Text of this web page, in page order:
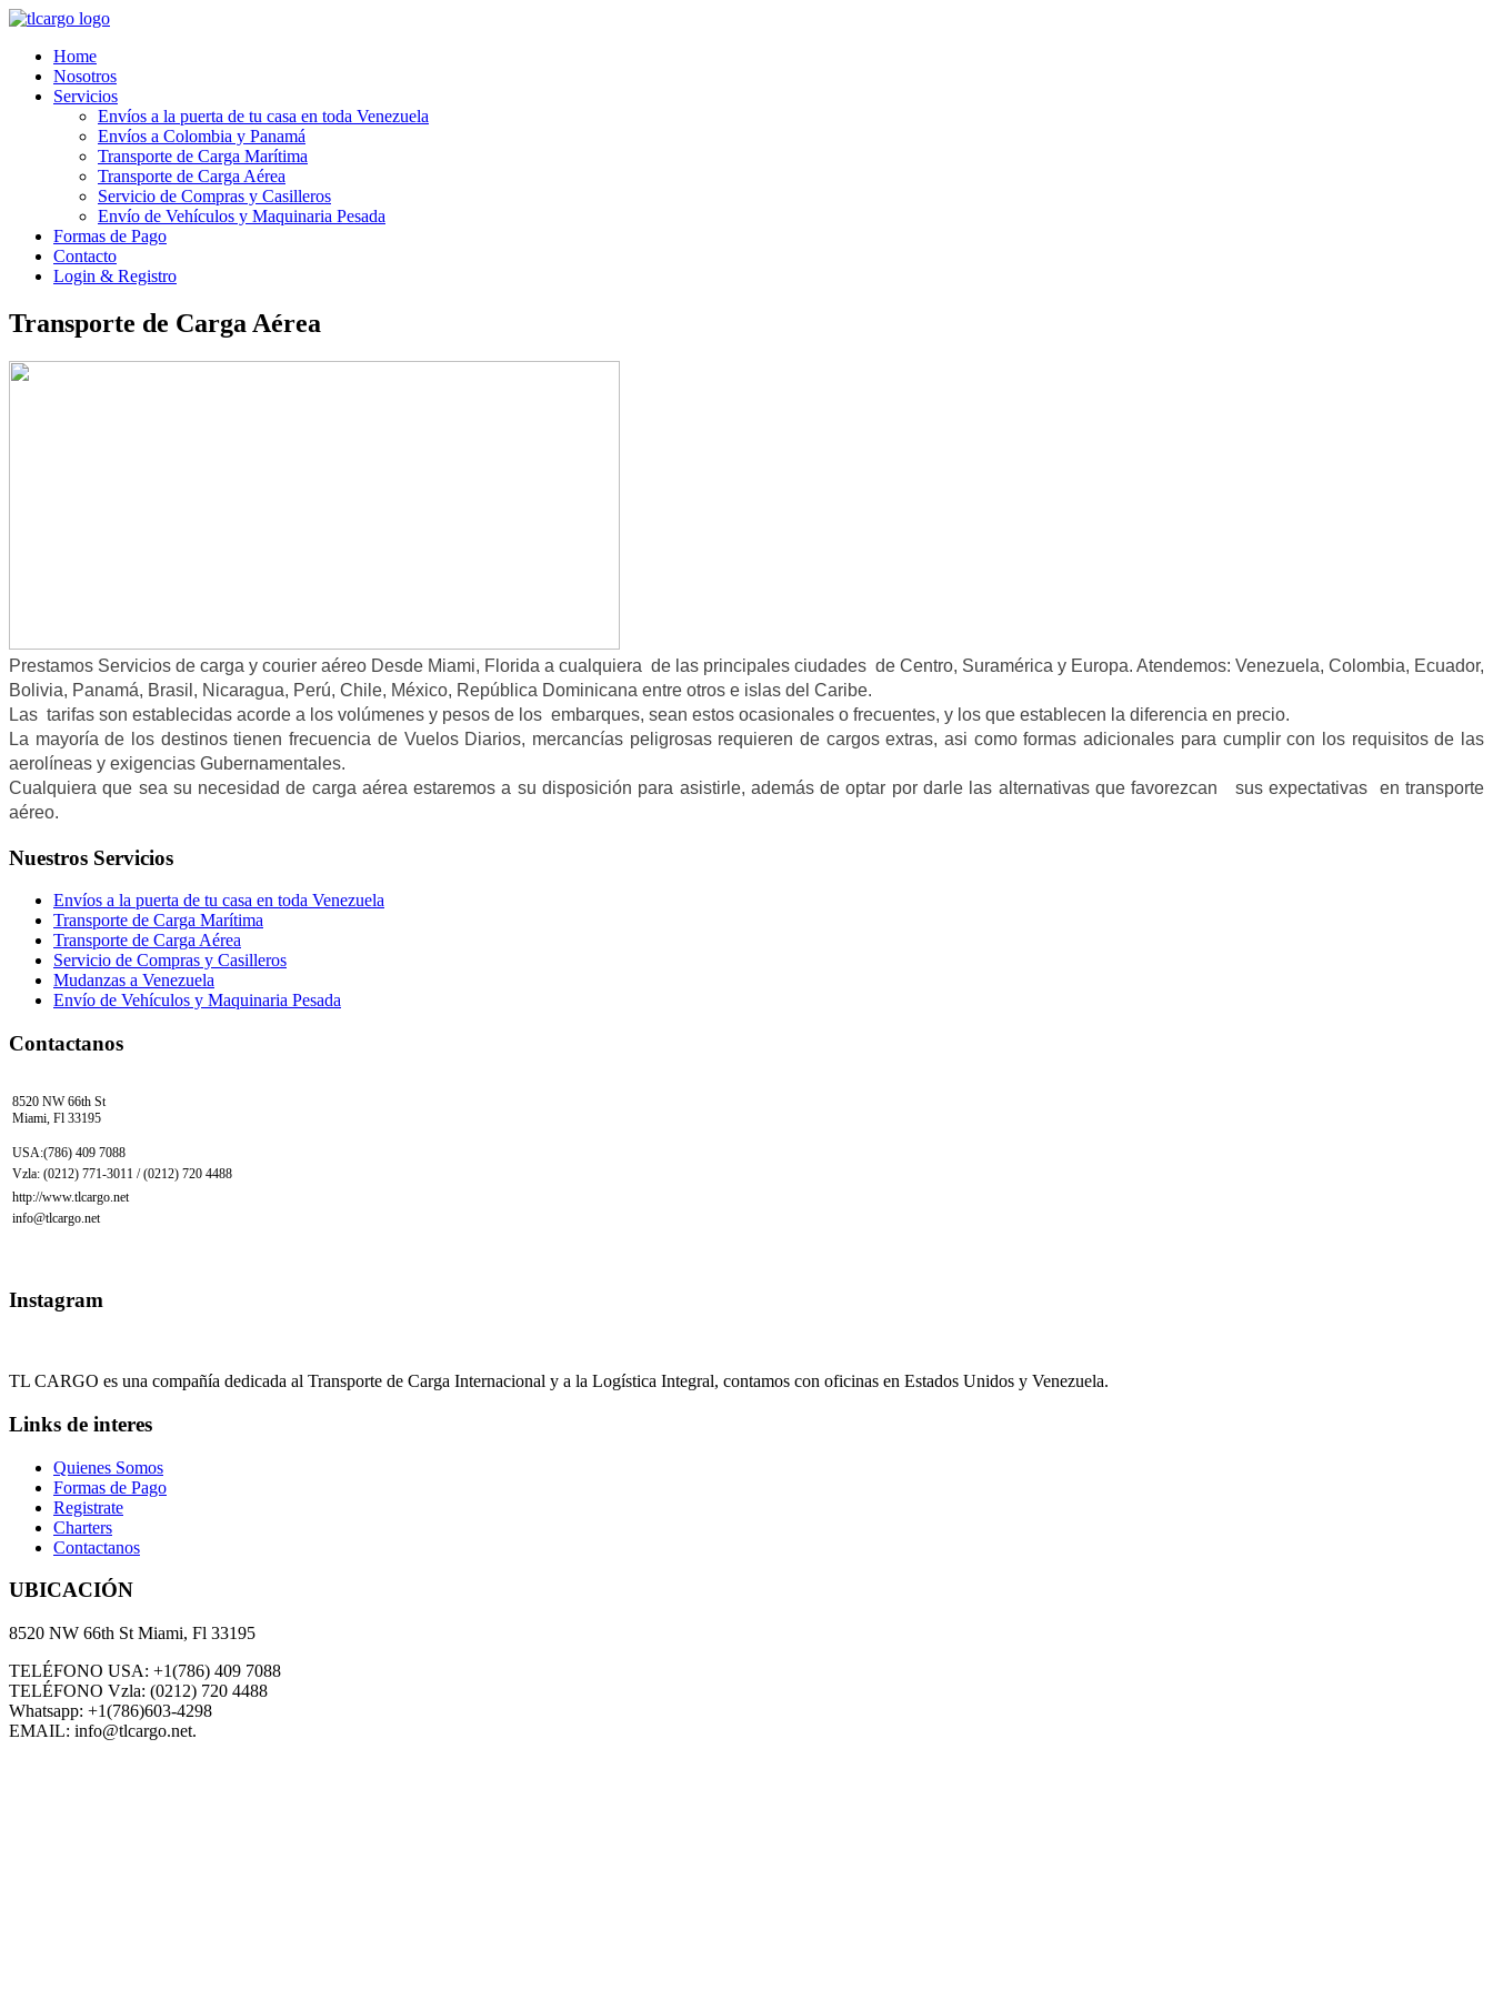
Home
Nosotros
Servicios
Envíos a la puerta de tu casa en toda Venezuela
Envíos a Colombia y Panamá
Transporte de Carga Marítima
Transporte de Carga Aérea
Servicio de Compras y Casilleros
Envío de Vehículos y Maquinaria Pesada
Formas de Pago
Contacto
Login & Registro
Transporte de Carga Aérea
Prestamos Servicios de carga y courier aéreo Desde Miami, Florida a cualquiera de las principales ciudades de Centro, Suramérica y Europa. Atendemos: Venezuela, Colombia, Ecuador,
Bolivia, Panamá, Brasil, Nicaragua, Perú, Chile, México, República Dominicana entre otros e islas del Caribe.
Las tarifas son establecidas acorde a los volúmenes y pesos de los embarques, sean estos ocasionales o frecuentes, y los que establecen la diferencia en precio.
La mayoría de los destinos tienen frecuencia de Vuelos Diarios, mercancías peligrosas requieren de cargos extras, asi como formas adicionales para cumplir con los requisitos de las
aerolíneas y exigencias Gubernamentales.
Cualquiera que sea su necesidad de carga aérea estaremos a su disposición para asistirle, además de optar por darle las alternativas que favorezcan sus expectativas en transporte
aéreo.
Nuestros Servicios
Envíos a la puerta de tu casa en toda Venezuela
Transporte de Carga Marítima
Transporte de Carga Aérea
Servicio de Compras y Casilleros
Mudanzas a Venezuela
Envío de Vehículos y Maquinaria Pesada
Contactanos
8520 NW 66th St
Miami, Fl 33195
USA:(786) 409 7088
Vzla: (0212) 771-3011 / (0212) 720 4488
http://www.tlcargo.net
info@tlcargo.net
Instagram
TL CARGO es una compañía dedicada al Transporte de Carga Internacional y a la Logística Integral, contamos con oficinas en Estados Unidos y Venezuela.
Links de interes
Quienes Somos
Formas de Pago
Registrate
Charters
Contactanos
UBICACIÓN
8520 NW 66th St Miami, Fl 33195
TELÉFONO USA: +1(786) 409 7088
TELÉFONO Vzla: (0212) 720 4488
Whatsapp: +1(786)603-4298
EMAIL: info@tlcargo.net.